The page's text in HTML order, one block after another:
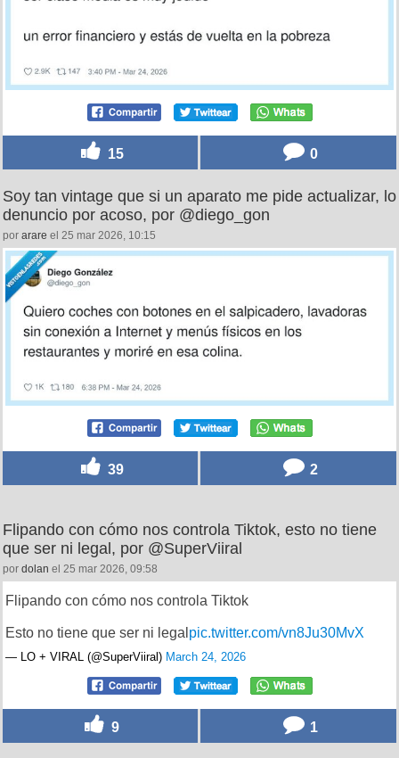
15 0
Soy tan vintage que si un aparato me pide actualizar, lo
denuncio por acoso, por @diego_gon
por arare el 25 mar 2026, 10:15
39 2
Flipando con cómo nos controla Tiktok, esto no tiene
que ser ni legal, por @SuperViiral
por dolan el 25 mar 2026, 09:58
Flipando con cómo nos controla Tiktok
Esto no tiene que ser ni legal pic.twitter.com/vn8Ju30MvX
— LO + VIRAL (@SuperViiral) March 24, 2026
9 1